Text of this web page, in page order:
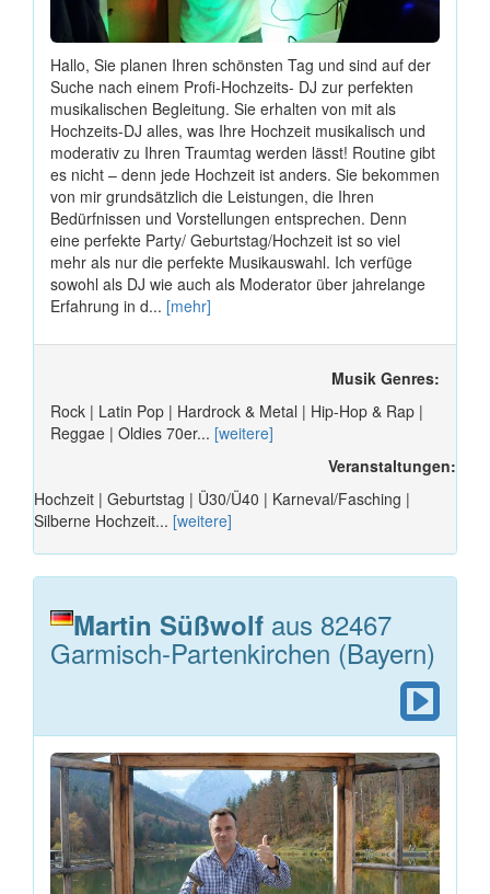
Hallo, Sie planen Ihren schönsten Tag und sind auf der
Suche nach einem Profi-Hochzeits- DJ zur perfekten
musikalischen Begleitung. Sie erhalten von mit als
Hochzeits-DJ alles, was Ihre Hochzeit musikalisch und
moderativ zu Ihren Traumtag werden lässt! Routine gibt
es nicht – denn jede Hochzeit ist anders. Sie bekommen
von mir grundsätzlich die Leistungen, die Ihren
Bedürfnissen und Vorstellungen entsprechen. Denn
eine perfekte Party/ Geburtstag/Hochzeit ist so viel
mehr als nur die perfekte Musikauswahl. Ich verfüge
sowohl als DJ wie auch als Moderator über jahrelange
Erfahrung in d... [mehr]
Musik Genres:
Rock | Latin Pop | Hardrock & Metal | Hip-Hop & Rap |
Reggae | Oldies 70er... [weitere]
Veranstaltungen:
Hochzeit | Geburtstag | Ü30/Ü40 | Karneval/Fasching |
Silberne Hochzeit... [weitere]
Martin Süßwolf aus 82467
Garmisch-Partenkirchen (Bayern)